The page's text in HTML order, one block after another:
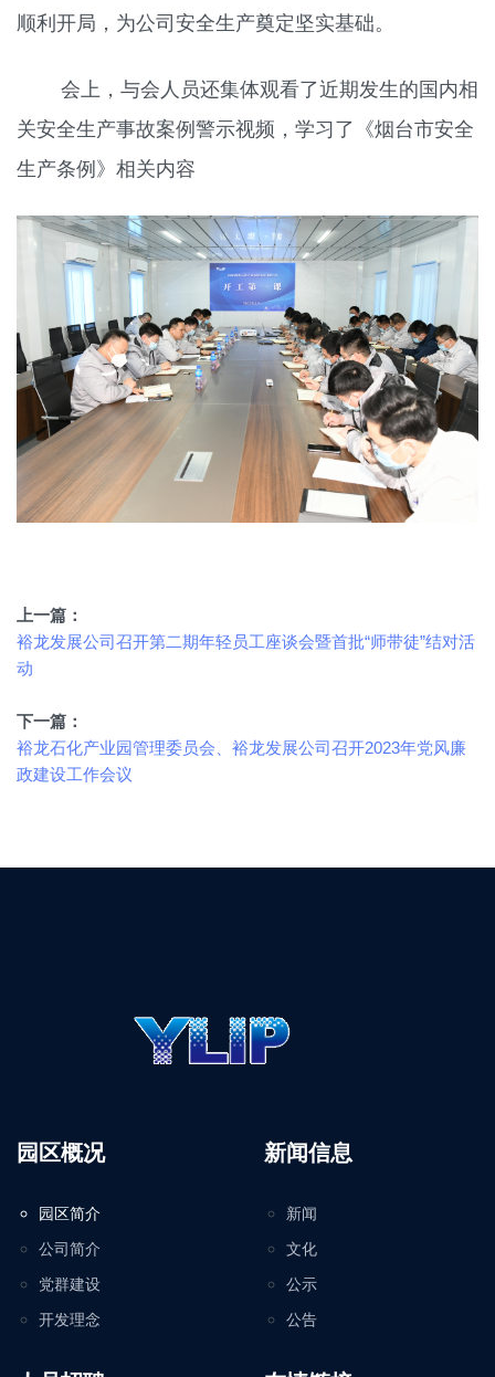
顺利开局，为公司安全生产奠定坚实基础。
会上，与会人员还集体观看了近期发生的国内相
关安全生产事故案例警示视频，学习了《烟台市安全
生产条例》相关内容
上一篇：
裕龙发展公司召开第二期年轻员工座谈会暨首批“师带徒”结对活
动
下一篇：
裕龙石化产业园管理委员会、裕龙发展公司召开2023年党风廉
政建设工作会议
园区概况
园区简介
公司简介
党群建设
开发理念
新闻信息
新闻
文化
公示
公告